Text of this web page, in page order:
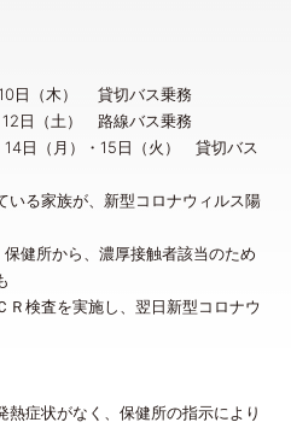
木） 貸切バス乗務
土） 路線バス乗務
）・15日（火） 貸切バス
、新型コロナウィルス陽
ら、濃厚接触者該当のため
、翌日新型コロナウ
なく、保健所の指示により